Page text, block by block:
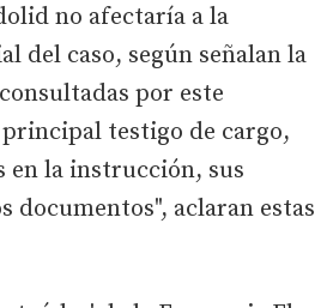
no afectaría a la
del caso, según señalan la
por este
testigo de cargo,
en la instrucción, sus
documentos", aclaran estas